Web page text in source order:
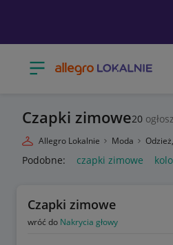
Otwórz menu z kategoriami
Czapki zimowe20
Allegro Lokalnie Moda
Podobne: czapki zimowe
Czapki zimowe
wróć do Nakrycia głowy